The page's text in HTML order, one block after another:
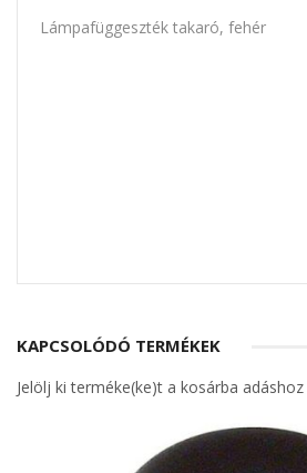
Lámpafüggeszték takaró, fehér
KAPCSOLÓDÓ TERMÉKEK
Jelölj ki terméke(ke)t a kosárba adáshoz